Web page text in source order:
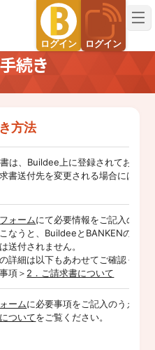
（バンケン）
ログイン ログイン
続き
方法
は、Buildee上に登録されており
書送付先を変更される場合には、
ォームにて必要情報をご記入のう
なうと、BuildeeとBANKENの請
送付されません。
詳細は以下もあわせてご確認くだ
項＞ 2．ご請求書について
ームに必要事項をご記入のうえ、
ついてをご覧ください。